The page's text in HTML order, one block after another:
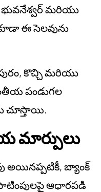
మరియు
ఈ సెలవును
కొచ్చి మరియు
పండుగల
చూస్తాయి.
మార్పులు
అయినప్పటికీ, బ్యాంక్
ఆధారపడి